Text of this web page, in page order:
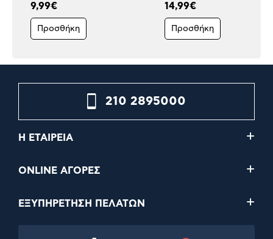
9,99€
Προσθήκη
14,99€
Προσθήκη
210 2895000
Η ΕΤΑΙΡΕΙΑ
ONLINE ΑΓΟΡΕΣ
ΕΞΥΠΗΡΕΤΗΣΗ ΠΕΛΑΤΩΝ